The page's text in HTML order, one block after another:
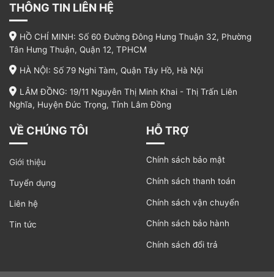
THÔNG TIN LIÊN HỆ
HỒ CHÍ MINH: Số 60 Đường Đông Hưng Thuận 32, Phường
Tân Hưng Thuận, Quận 12, TPHCM
HÀ NỘI: Số 79 Nghi Tàm, Quận Tây Hồ, Hà Nội
LÂM ĐỒNG: 19/11 Nguyễn Thị Minh Khai - Thị Trấn Liên
Nghĩa, Huyện Đức Trọng, Tỉnh Lâm Đồng
VỀ CHÚNG TÔI
Giới thiệu
Tuyển dụng
Liên hệ
Tin tức
HỖ TRỢ
Chính sách bảo mật
Chính sách thanh toán
Chính sách vận chuyển
Chính sách bảo hành
Chính sách đổi trả